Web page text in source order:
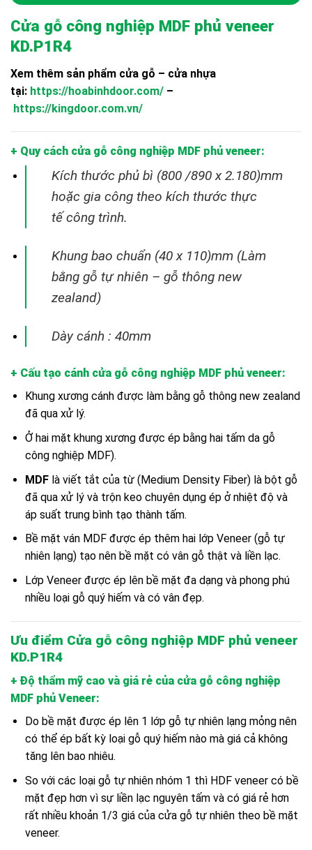
Cửa gỗ công nghiệp MDF phủ veneer
KD.P1R4
Xem thêm sản phẩm cửa gỗ – cửa nhựa
tại: https://hoabinhdoor.com/ –
https://kingdoor.com.vn/
+ Quy cách cửa gỗ công nghiệp MDF phủ veneer:
Kích thước phủ bì (800 /890 x 2.180)mm
hoặc gia công theo kích thước thực
tếcông trình.
Khung bao chuẩn (40 x 110)mm (Làm
bằng gỗ tự nhiên – gỗ thông new
zealand)
Dày cánh : 40mm
+ Cấu tạo cánh cửa gỗ công nghiệp MDF phủ veneer:
Khung xương cánh được làm bằng gỗ thông new zealand
đã qua xử lý.
Ở hai mặt khung xương được ép bằng hai tấm da gỗ
công nghiệp MDF).
MDFlà viết tắt của từ (Medium Density Fiber) là bột gỗ
đã qua xử lý và trộn keo chuyên dụng ép ở nhiệt độ và
áp suất trung bình tạo thành tấm.
Bề mặt ván MDF được ép thêm hai lớp Veneer (gỗ tự
nhiên lạng) tạo nên bề mặt có vân gỗ thật và liền lạc.
Lớp Veneer được ép lên bề mặt đa dạng và phong phú
nhiều loại gỗ quý hiếm và có vân đẹp.
Ưu điểm Cửa gỗ công nghiệp MDF phủ veneer
KD.P1R4
+ Độ thẩm mỹ cao và giá rẻ của cửa gỗ công nghiệp
MDF phủ Veneer:
Do bề mặt được ép lên 1 lớp gỗ tự nhiên lạng mỏng nên
có thể ép bất kỳ loại gỗ quý hiếm nào mà giá cả không
tăng lên bao nhiêu.
So với các loại gỗ tự nhiên nhóm 1 thì HDF veneer có bề
mặt đẹp hơn vì sự liền lạc nguyên tấm và có giá rẻ hơn
rất nhiều khoản 1/3 giá của cửa gỗ tự nhiên theo bề mặt
veneer.